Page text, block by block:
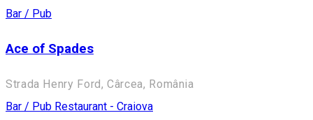
Bar / Pub
Ace of Spades
Strada Henry Ford, Cârcea, România
Bar / Pub Restaurant - Craiova